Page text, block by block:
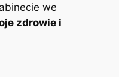
we
zdrowie i